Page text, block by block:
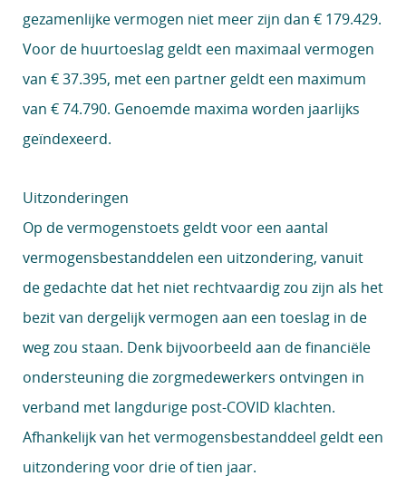
gezamenlijke vermogen niet meer zijn dan € 179.429.
Voor de huurtoeslag geldt een maximaal vermogen
van € 37.395, met een partner geldt een maximum
van € 74.790. Genoemde maxima worden jaarlijks
geïndexeerd.
Uitzonderingen
Op de vermogenstoets geldt voor een aantal
vermogensbestanddelen een uitzondering, vanuit
de gedachte dat het niet rechtvaardig zou zijn als het
bezit van dergelijk vermogen aan een toeslag in de
weg zou staan. Denk bijvoorbeeld aan de financiële
ondersteuning die zorgmedewerkers ontvingen in
verband met langdurige post-COVID klachten.
Afhankelijk van het vermogensbestanddeel geldt een
uitzondering voor drie of tien jaar.